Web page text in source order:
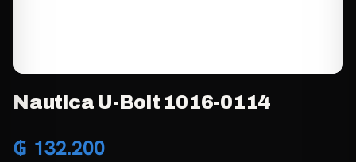
Nautica U-Bolt 1016-0114
₲ 132.200